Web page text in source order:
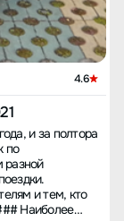
также не
на 260; в
проехал 650
что можно
бортовой
вызывает
особенно
стресс
лучше
той же
4.6
и за полтора
по
разной
и тем, кто